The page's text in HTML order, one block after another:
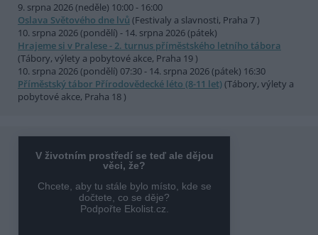
9. srpna 2026 (neděle) 10:00 - 16:00
Oslava Světového dne lvů (Festivaly a slavnosti, Praha 7 )
10. srpna 2026 (pondělí) - 14. srpna 2026 (pátek)
Hrajeme si v Pralese - 2. turnus příměstského letního tábora
(Tábory, výlety a pobytové akce, Praha 19 )
10. srpna 2026 (pondělí) 07:30 - 14. srpna 2026 (pátek) 16:30
Příměstský tábor Přírodovědecké léto (8-11 let)(Tábory, výlety a
pobytové akce, Praha 18 )